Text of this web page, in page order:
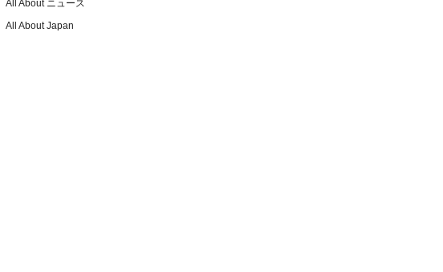
All About ニュース
All About Japan